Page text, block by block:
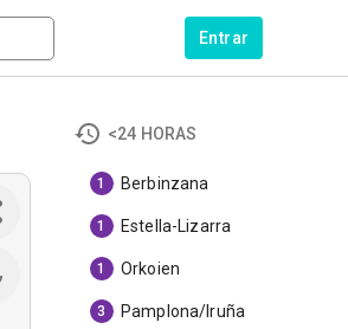
Entrar
<24 HORAS
1 Berbinzana
1 Estella-Lizarra
1 Orkoien
3 Pamplona/Iruña